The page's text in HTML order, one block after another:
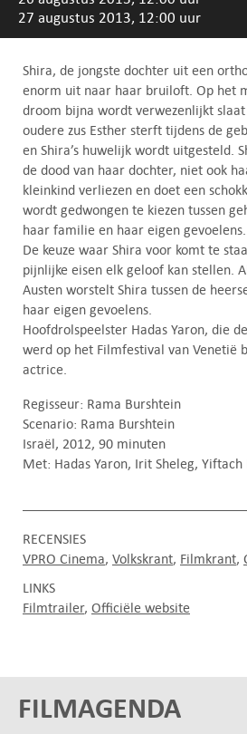
27 augustus 2013, 12:00 uur
Shira, de jongste dochter uit een
enorm uit naar haar bruiloft. Op het
droom bijna wordt verwezenlijkt
oudere zus Esther sterft tijdens de
en Shira’s huwelijk wordt uitgesteld.
de dood van haar dochter, niet ook
kleinkind verliezen en doet een
wordt gedwongen te kiezen tussen
haar familie en haar eigen gevoelens.
De keuze waar Shira voor komt te
pijnlijke eisen elk geloof kan stellen.
Austen worstelt Shira tussen de
haar eigen gevoelens.
Hoofdrolspeelster Hadas Yaron, die
werd op het Filmfestival van Venetië
actrice.
Regisseur: Rama Burshtein
Scenario: Rama Burshtein
Israël, 2012, 90 minuten
Met: Hadas Yaron, Irit Sheleg, Yiftach
RECENSIES
VPRO Cinema Volkskrant Filmkrant
LINKS
Filmtrailer Officiële website
FILMAGENDA